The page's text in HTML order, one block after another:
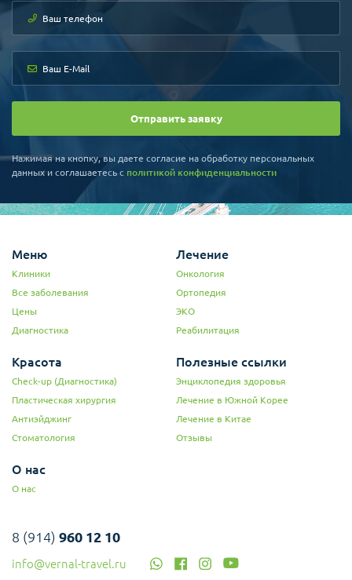
Отправить заявку
Нажимая на кнопку, вы даете согласие на обработку персональных
данных и соглашаетесь c политикой конфиденциальности
Меню
Клиники
Все заболевания
Цены
Диагностика
Лечение
Онкология
Ортопедия
ЭКО
Реабилитация
Красота
Check-up (Диагностика)
Пластическая хирургия
Антиэйджинг
Стоматология
Полезные ссылки
Энциклопедия здоровья
Лечение в Южной Корее
Лечение в Китае
Отзывы
О нас
О нас
8 (914) 960 12 10
info@vernal-travel.ru